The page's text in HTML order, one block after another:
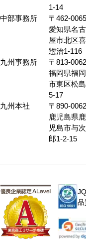
1-14
中部事務所
〒462-0065
愛知県名古
屋市北区喜
惣治1-116
九州事務所
〒813-0062
福岡県福岡
市東区松島
5-17
九州本社
〒890-0062
鹿児島県鹿
児島市与次
郎1-2-15